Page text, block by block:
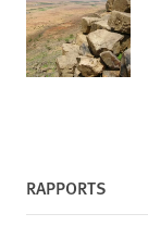
RAPPORTS